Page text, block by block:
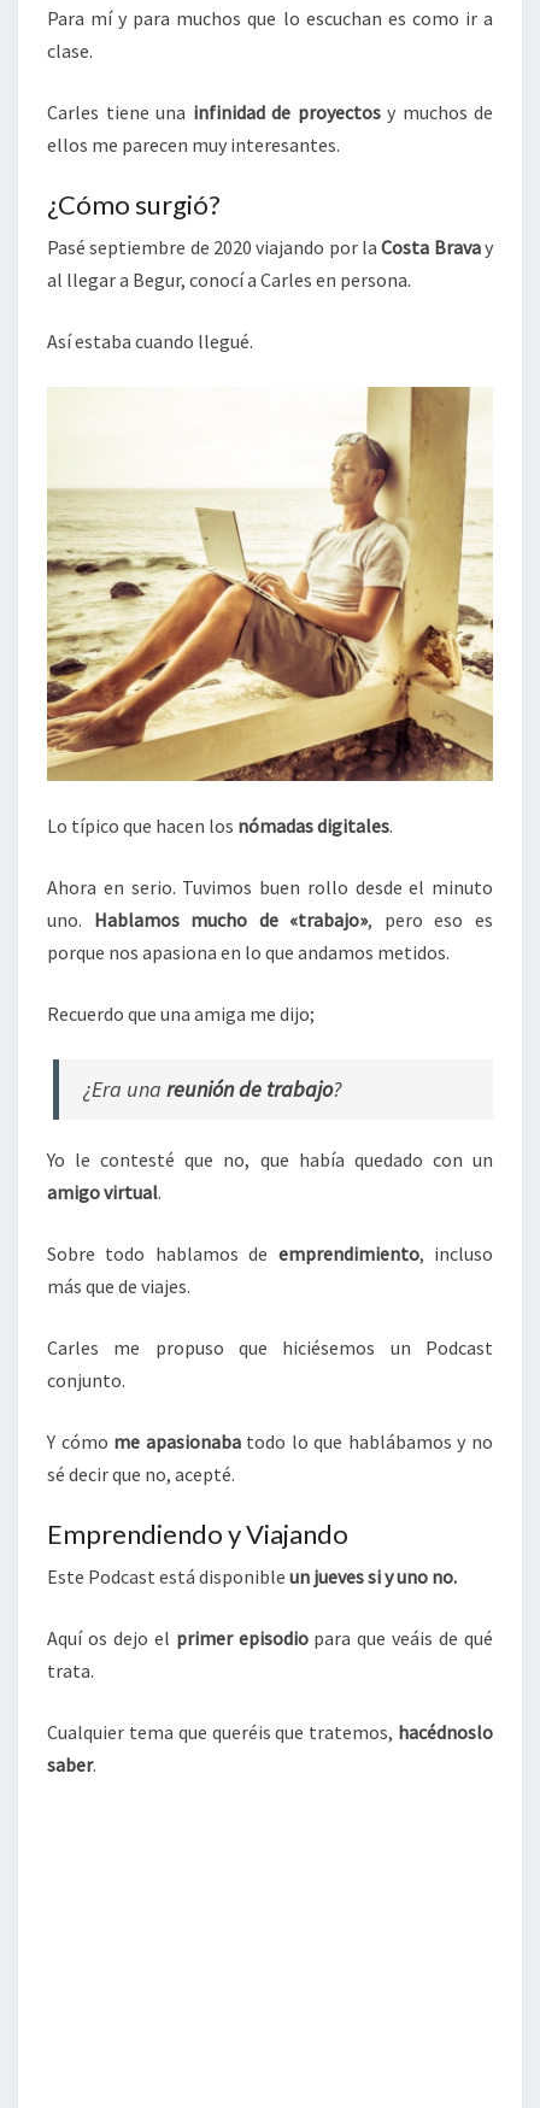
Para mí y para muchos que lo escuchan es como ir a
clase.
Carles tiene una infinidad de proyectosy muchos de
ellos me parecen muy interesantes.
¿Cómo surgió?
Pasé septiembre de 2020 viajando por laCosta Bravay
al llegar a Begur, conocí a Carles en persona.
Así estaba cuando llegué.
Lo típico que hacen los nómadas digitales.
Ahora en serio. Tuvimos buen rollo desde el minuto
uno. Hablamos mucho de «trabajo», pero eso es
porque nos apasiona en lo que andamos metidos.
Recuerdo que una amiga me dijo;
¿Era unareunión de trabajo?
Yo le contesté que no, que había quedado con un
amigo virtual.
Sobre todo hablamos de emprendimiento, incluso
más que de viajes.
Carles me propuso que hiciésemos un Podcast
conjunto.
Y cómo me apasionabatodo lo que hablábamos y no
sé decir que no, acepté.
Emprendiendo y Viajando
Este Podcast está disponible un jueves si y uno no.
Aquí os dejo el primer episodio para que veáis de qué
trata.
Cualquier tema que queréis que tratemos, hacédnoslo
saber.